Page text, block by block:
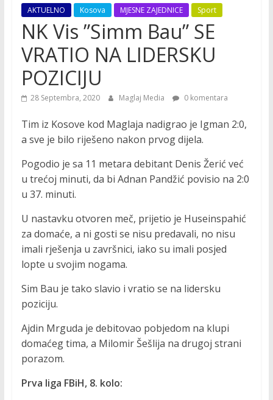
AKTUELNO Kosova MJESNE ZAJEDNICE Sport
NK Vis ”Simm Bau” SE
VRATIO NA LIDERSKU
POZICIJU
28 Septembra, 2020 Maglaj Media 0 komentara
Tim iz Kosove kod Maglaja nadigrao je Igman 2:0,
a sve je bilo riješeno nakon prvog dijela.
Pogodio je sa 11 metara debitant Denis Žerić već
u trećoj minuti, da bi Adnan Pandžić povisio na 2:0
u 37. minuti.
U nastavku otvoren meč, prijetio je Huseinspahić
za domaće, a ni gosti se nisu predavali, no nisu
imali rješenja u završnici, iako su imali posjed
lopte u svojim nogama.
Sim Bau je tako slavio i vratio se na lidersku
poziciju.
Ajdin Mrguda je debitovao pobjedom na klupi
domaćeg tima, a Milomir Šešlija na drugoj strani
porazom.
Prva liga FBiH, 8. kolo: